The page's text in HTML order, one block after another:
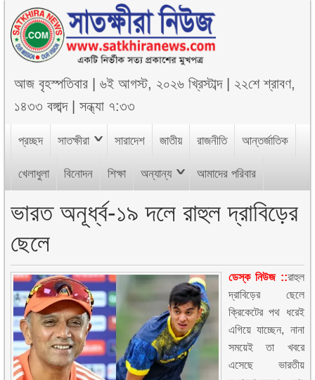
আজবৃহস্পতিবার |৬ই আগস্ট, ২০২৬ খ্রিস্টাব্দ| ২২শে শ্রাবণ,
১৪৩৩ বঙ্গাব্দ|সন্ধ্যা ৭:৩৩
প্রচ্ছদ সাতক্ষীরা সারাদেশ জাতীয় রাজনীতি আন্তর্জাতিক
খেলাধুলা বিনোদন শিক্ষা অন্যান্য আমাদের পরিবার
ভারত অনূর্ধ্ব-১৯ দলে রাহুল দ্রাবিড়ের
ছেলে
ডেস্ক নিউজ ::রাহুল
দ্রাবিড়ের ছেলে
ক্রিকেটের পথ ধরেই
এগিয়ে যাচ্ছেন, নানা
সময়েই তা খবরে
এসেছে ভারতীয়